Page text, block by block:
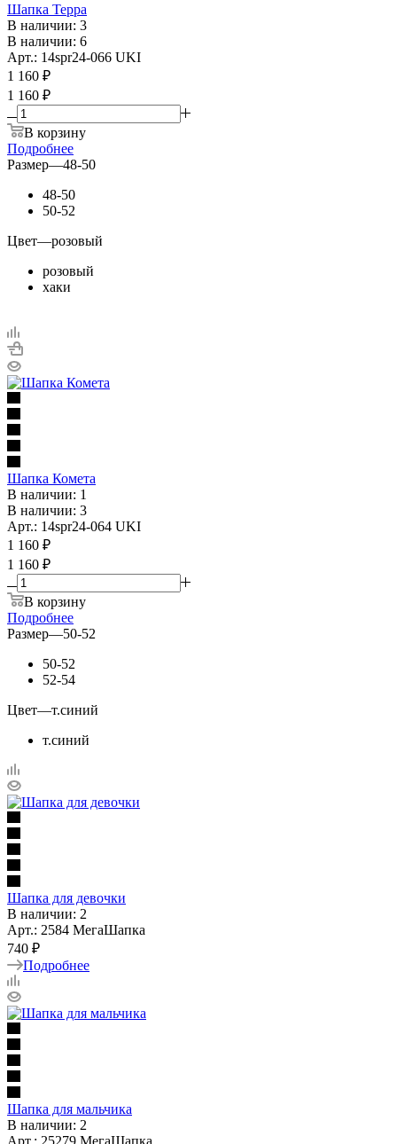
Шапка Терра
В наличии: 3
В наличии: 6
Арт.: 14spr24-066 UKI
1 160 ₽
1 160 ₽
В корзину
Подробнее
Размер—48-50
48-50
50-52
Цвет—розовый
розовый
хаки
Шапка Комета
В наличии: 1
В наличии: 3
Арт.: 14spr24-064 UKI
1 160 ₽
1 160 ₽
В корзину
Подробнее
Размер—50-52
50-52
52-54
Цвет—т.синий
т.синий
Шапка для девочки
В наличии: 2
Арт.: 2584 МегаШапка
740 ₽
Подробнее
Шапка для мальчика
В наличии: 2
Арт.: 25279 МегаШапка